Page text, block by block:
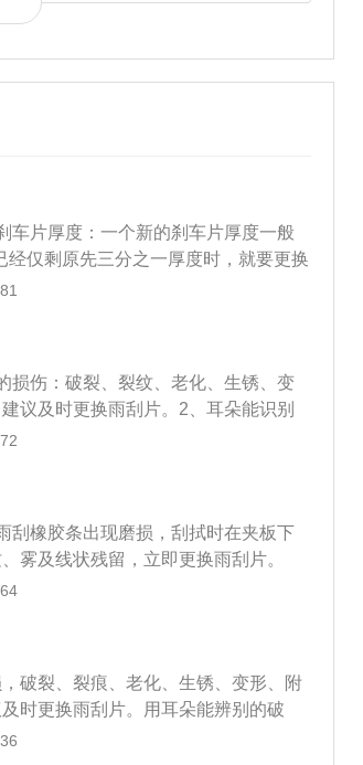
车片厚度：一个新的刹车片厚度一般
仅剩原先三分之一厚度时，就要更换
车时，如果感到很吃力，往往需要
刹车片立即更换；4、看仪表刹车警
要换刹车片；5、查看刹车分泵是否
布打磨后，仍发现有油污，此时不管
量：如果新手不能够凭借感觉判断该
量来更换，一般的车子行驶3万公里
损伤：破裂、裂纹、老化、生锈、变
议及时更换雨刮片。2、耳朵能识别
拍打前挡风玻璃，发出跳跃、晃动等
刮的范围就可以了。由于雨刮胶条的
上会产生细条纹、雾气和线状残留
嗒的声音，并立即更换雨刮片。由于
，应立即更换雨刮片。
刮橡胶条出现磨损，刮拭时在夹板下
雾及线状残留，立即更换雨刮片。
换雨刮片。3、雨刮橡胶条变形，在
这可能是因为玻璃上有油膜，这种情
玻璃会沾上细小的油粒等，时间一长
，当雨刷刮过去，玻璃就会出现一层
现象，就代表这个雨刷要更换。5、
很容易出现硬化的情况。而最明显的
破裂、裂痕、老化、生锈、变形、附
时更换雨刮片。用耳朵能辨别的破
都会拍打前挡风玻璃，发出跳跃、抖